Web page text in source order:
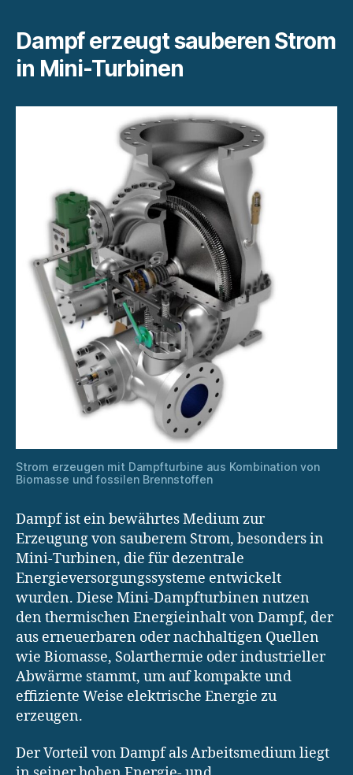
Dampf erzeugt sauberen Strom
in Mini-Turbinen
Strom erzeugen mit Dampfturbine aus Kombination von
Biomasse und fossilen Brennstoffen
Dampf ist ein bewährtes Medium zur
Erzeugung von sauberem Strom, besonders in
Mini-Turbinen, die für dezentrale
Energieversorgungssysteme entwickelt
wurden. Diese Mini-Dampfturbinen nutzen
den thermischen Energieinhalt von Dampf, der
aus erneuerbaren oder nachhaltigen Quellen
wie Biomasse, Solarthermie oder industrieller
Abwärme stammt, um auf kompakte und
effiziente Weise elektrische Energie zu
erzeugen.
Der Vorteil von Dampf als Arbeitsmedium liegt